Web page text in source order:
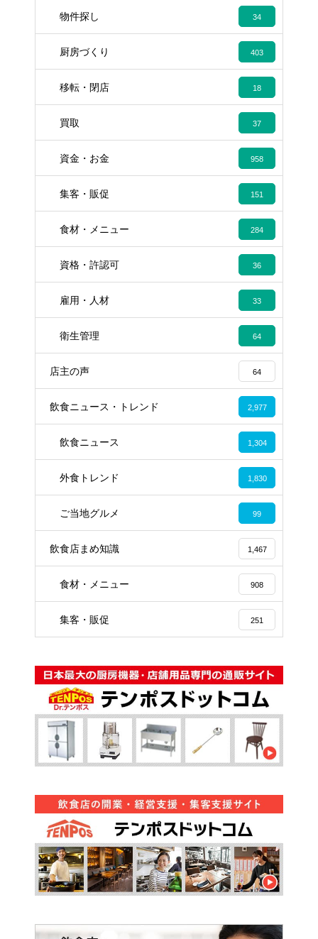
物件探し 34
厨房づくり 403
移転・閉店 18
買取 37
資金・お金 958
集客・販促 151
食材・メニュー 284
資格・許認可 36
雇用・人材 33
衛生管理 64
店主の声 64
飲食ニュース・トレンド 2,977
飲食ニュース 1,304
外食トレンド 1,830
ご当地グルメ 99
飲食店まめ知識 1,467
食材・メニュー 908
集客・販促 251